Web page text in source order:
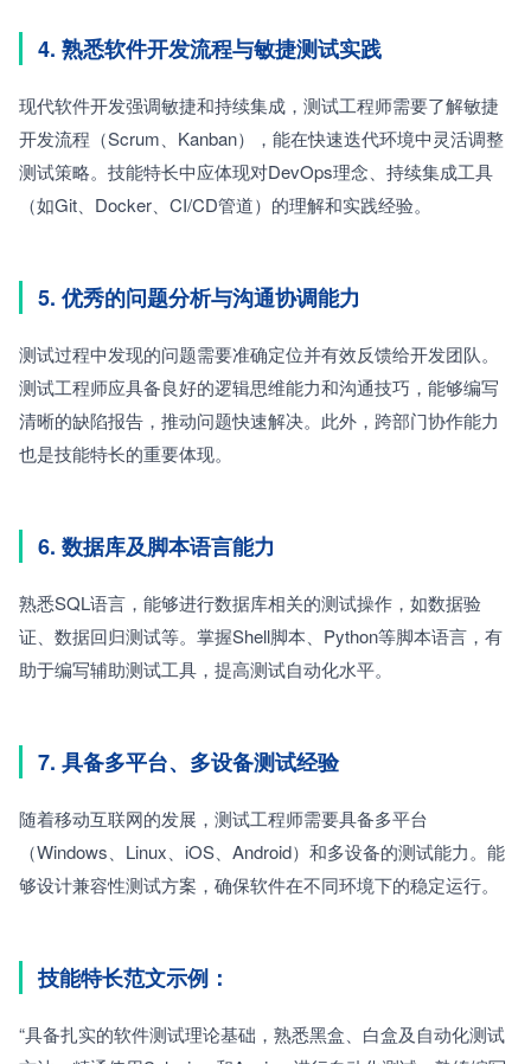
4. 熟悉软件开发流程与敏捷测试实践
现代软件开发强调敏捷和持续集成，测试工程师需要了解敏捷
开发流程（Scrum、Kanban），能在快速迭代环境中灵活调整
测试策略。技能特长中应体现对DevOps理念、持续集成工具
（如Git、Docker、CI/CD管道）的理解和实践经验。
5. 优秀的问题分析与沟通协调能力
测试过程中发现的问题需要准确定位并有效反馈给开发团队。
测试工程师应具备良好的逻辑思维能力和沟通技巧，能够编写
清晰的缺陷报告，推动问题快速解决。此外，跨部门协作能力
也是技能特长的重要体现。
6. 数据库及脚本语言能力
熟悉SQL语言，能够进行数据库相关的测试操作，如数据验
证、数据回归测试等。掌握Shell脚本、Python等脚本语言，有
助于编写辅助测试工具，提高测试自动化水平。
7. 具备多平台、多设备测试经验
随着移动互联网的发展，测试工程师需要具备多平台
（Windows、Linux、iOS、Android）和多设备的测试能力。能
够设计兼容性测试方案，确保软件在不同环境下的稳定运行。
技能特长范文示例：
“具备扎实的软件测试理论基础，熟悉黑盒、白盒及自动化测试